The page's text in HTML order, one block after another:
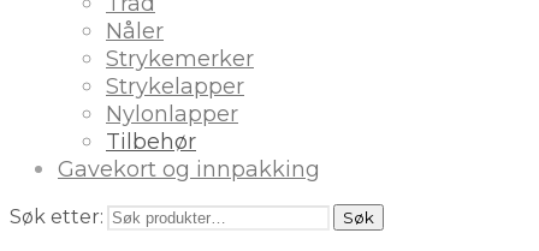
Nåler
Strykemerker
Strykelapper
Nylonlapper
Tilbehør
Gavekort og innpakking
Søk etter: Søk